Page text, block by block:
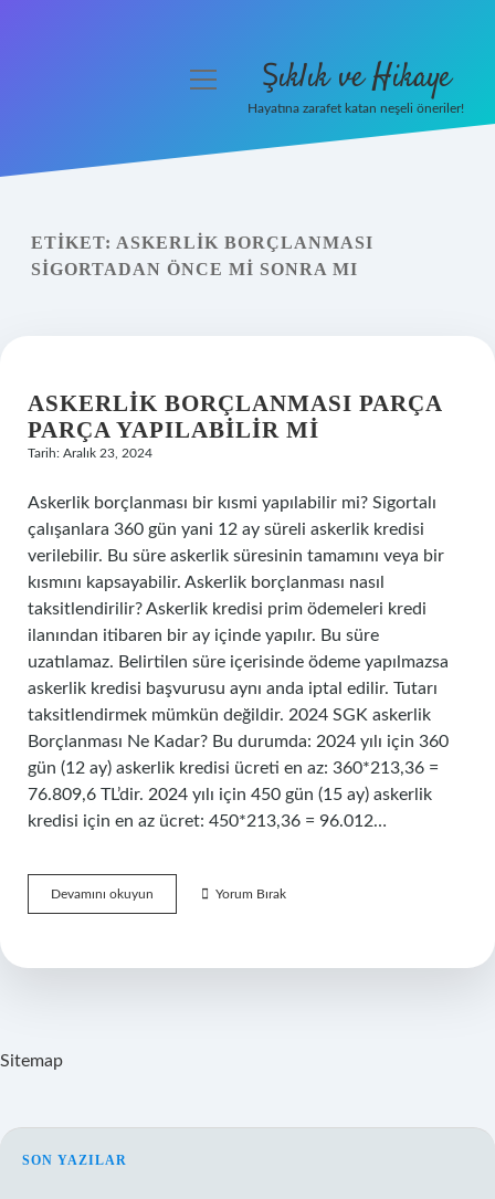
Yasal Uyarı
menüyü
Şıklık ve Hikaye
Hayatına zarafet katan neşeli öneriler!
ETIKET: ASKERLIK BORÇLANMASI
SIGORTADAN ÖNCE MI SONRA MI
ASKERLIK BORÇLANMASI PARÇA
PARÇA YAPILABILIR MI
Tarih: Aralık 23, 2024
Askerlik borçlanması bir kısmi yapılabilir mi? Sigortalı
çalışanlara 360 gün yani 12 ay süreli askerlik kredisi
verilebilir. Bu süre askerlik süresinin tamamını veya bir
kısmını kapsayabilir. Askerlik borçlanması nasıl
taksitlendirilir? Askerlik kredisi prim ödemeleri kredi
ilanından itibaren bir ay içinde yapılır. Bu süre
uzatılamaz. Belirtilen süre içerisinde ödeme yapılmazsa
askerlik kredisi başvurusu aynı anda iptal edilir. Tutarı
taksitlendirmek mümkün değildir. 2024 SGK askerlik
Borçlanması Ne Kadar? Bu durumda: 2024 yılı için 360
gün (12 ay) askerlik kredisi ücreti en az: 360*213,36 =
76.809,6 TL’dir. 2024 yılı için 450 gün (15 ay) askerlik
kredisi için en az ücret: 450*213,36 = 96.012…
Devamını okuyun
Borçlanması
Yapılabilir
Yorum Bırak
Sitemap
SIDEBAR
SON YAZILAR